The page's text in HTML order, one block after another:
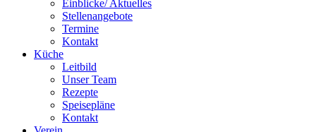
Einblicke/ Aktuelles
Stellenangebote
Termine
Kontakt
Küche
Leitbild
Unser Team
Rezepte
Speisepläne
Kontakt